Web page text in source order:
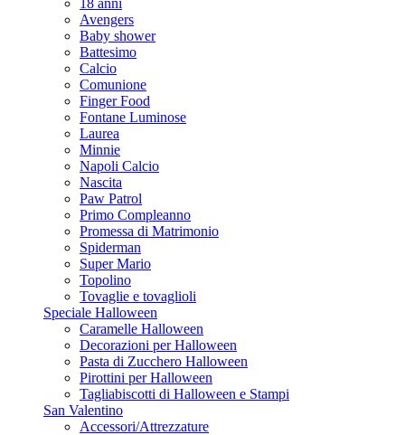
18 anni
Avengers
Baby shower
Battesimo
Calcio
Comunione
Finger Food
Fontane Luminose
Laurea
Minnie
Napoli Calcio
Nascita
Paw Patrol
Primo Compleanno
Promessa di Matrimonio
Spiderman
Super Mario
Topolino
Tovaglie e tovaglioli
Speciale Halloween
Caramelle Halloween
Decorazioni per Halloween
Pasta di Zucchero Halloween
Pirottini per Halloween
Tagliabiscotti di Halloween e Stampi
San Valentino
Accessori/Attrezzature